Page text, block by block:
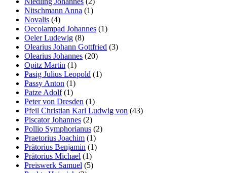
Nitschmann Anna (1)
Novalis (4)
Oecolampad Johannes (1)
Oeler Ludewig (8)
Olearius Johann Gottfried (3)
Olearius Johannes (20)
Opitz Martin (1)
Pasig Julius Leopold (1)
Passy Anton (1)
Patze Adolf(1)
Peter von Dresden (1)
Pfeil Christian Karl Ludwig von (43)
Piscator Johannes (2)
Pollio Symphorianus (2)
Praetorius Joachim (1)
Prätorius Benjamin (1)
Prätorius Michael (1)
Preiswerk Samuel (5)